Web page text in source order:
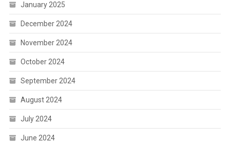
January 2025
December 2024
November 2024
October 2024
September 2024
August 2024
July 2024
June 2024